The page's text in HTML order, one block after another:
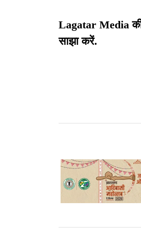
Lagatar Media
साझा करें.